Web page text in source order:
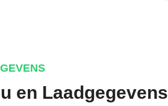
en Laadgegevens